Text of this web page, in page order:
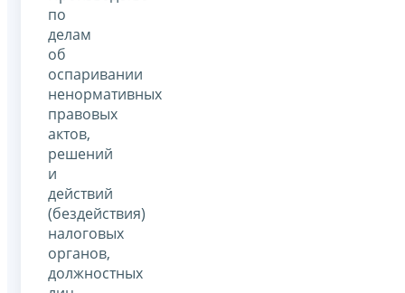
по
делам
об
оспаривании
ненормативных
правовых
актов,
решений
и
действий
(бездействия)
налоговых
органов,
должностных